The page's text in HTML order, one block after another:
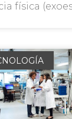
física